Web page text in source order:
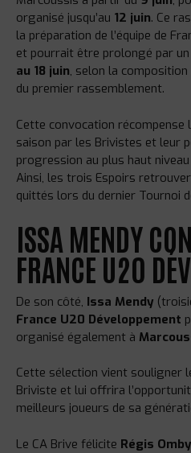
organisé jusqu’au 12 juin. Ce
la préparation de l’équipe de
et pourrait être prolongé par
au 18 juin, selon la composition
du premier rassemblement.
Cette convocation
saison par les Brivistes et leur
progression au plus haut
Ainsi, les trois Espoirs
quittés lors du dernier Tournoi
ISSA MENDY
FRANCE U20
De son côté, Issa Mendy
France U20 Développement
organisé également à
Cette sélection vient souligner
Briviste et lui offrira
meilleurs joueurs de sa
Le CA Brive félicite Régis